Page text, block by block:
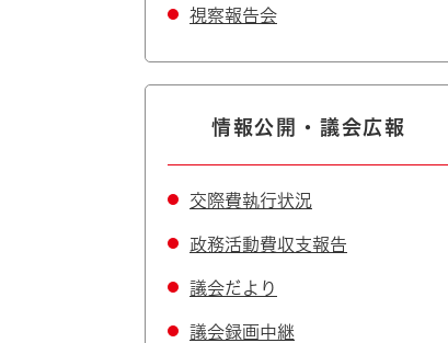
視察報告会
情報公開・議会広報
交際費執行状況
政務活動費収支報告
議会だより
議会録画中継